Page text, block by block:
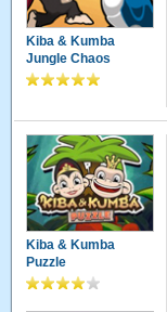
Kiba & Kumba
Jungle Chaos
Kiba & Kumba
Puzzle